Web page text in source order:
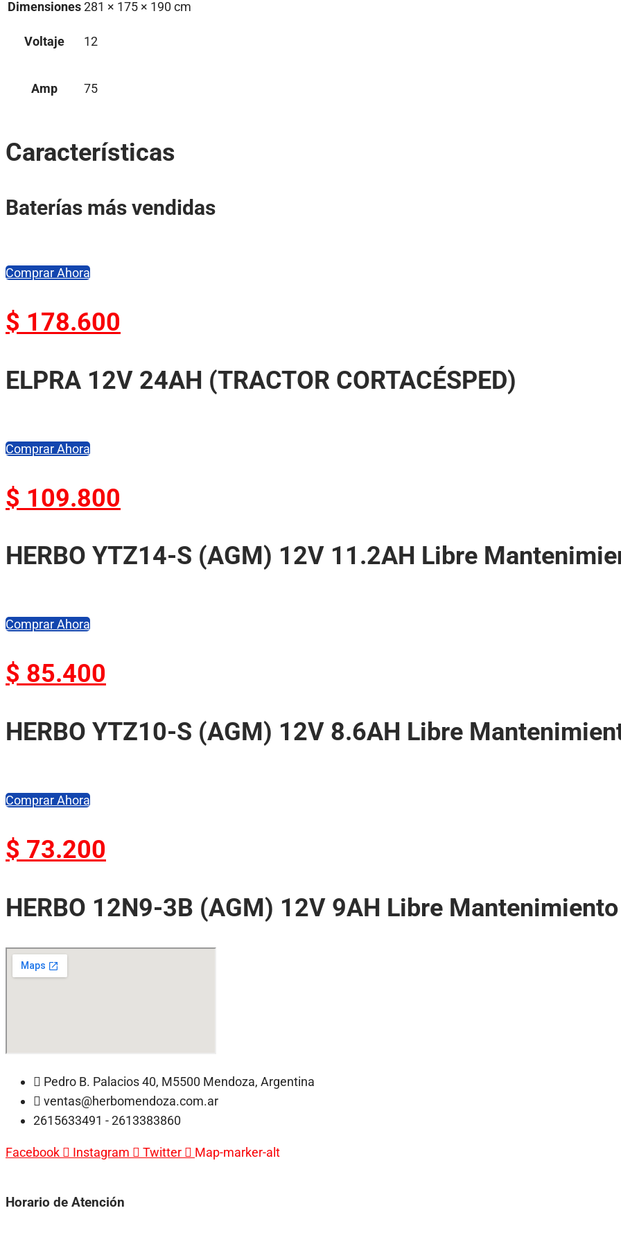
Dimensiones281 × 175 × 190 cm
Voltaje 12
Amp 75
Características
Baterías más vendidas
Comprar Ahora
$ 178.600
ELPRA 12V 24AH (TRACTOR CORTACÉSPED)
Comprar Ahora
$ 109.800
HERBO YTZ14-S (AGM) 12V 11.2AH Libre
Comprar Ahora
$ 85.400
HERBO YTZ10-S (AGM) 12V 8.6AH Libre
Comprar Ahora
$ 73.200
HERBO 12N9-3B (AGM) 12V 9AH Libre Mantenimiento
Pedro B. Palacios 40, M5500 Mendoza, Argentina
ventas@herbomendoza.com.ar
2615633491 - 2613383860
Facebook Instagram Twitter Map-marker-alt
Horario de Atención